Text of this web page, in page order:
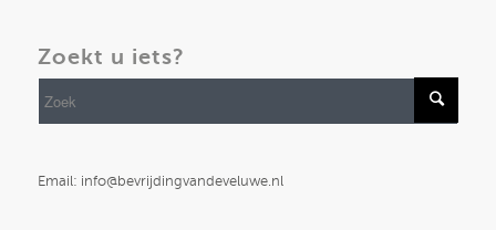
Zoekt u iets?
Email: info@bevrijdingvandeveluwe.nl